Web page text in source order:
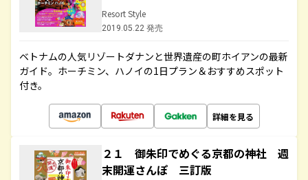
Resort Style
2019.05.22 発売
ベトナムの人気リゾートダナンと世界遺産の町ホイアンの最新
ガイド。ホーチミン、ハノイの1日プラン＆おすすめスポット
付き。
詳細を見る
２１ 御朱印でめぐる京都の神社 週
末開運さんぽ 三訂版